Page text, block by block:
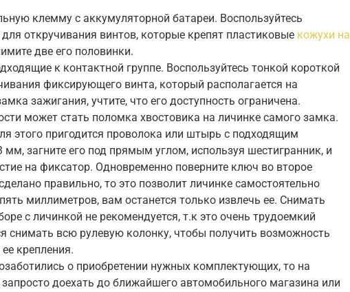
клемму с аккумуляторной батареи. Воспользуйтесь
для откручивания винтов, которые крепят пластиковые кожухи на
две его половинки.
к контактной группе. Воспользуйтесь тонкой короткой
фиксирующего винта, который располагается на
зажигания, учтите, что его доступность ограничена.
может стать поломка хвостовика на личинке самого замка.
этого пригодится проволока или штырь с подходящим
загните его под прямым углом, используя шестигранник, и
на фиксатор. Одновременно поверните ключ во второе
правильно, то это позволит личинке самостоятельно
миллиметров, вам останется только извлечь ее. Снимать
с личинкой не рекомендуется, т.к это очень трудоемкий
снимать всю рулевую колонку, чтобы получить возможность
крепления.
о приобретении нужных комплектующих, то на
доехать до ближайшего автомобильного магазина или